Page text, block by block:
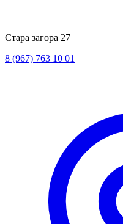
Стара загора 27
8 (967) 763 10 01